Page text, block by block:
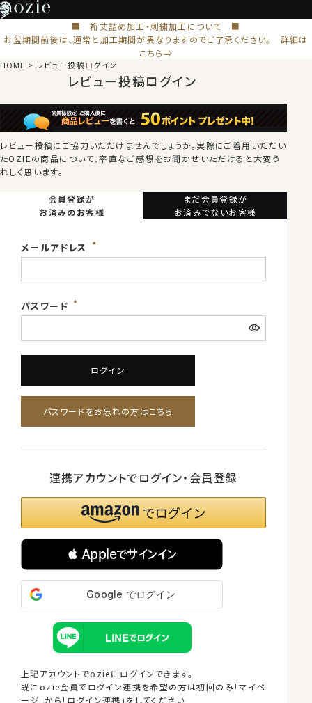
■ 裄丈詰め加工・刺繍加工について ■
お盆期間前後は、通常と加工期間が異なりますのでご了承ください。 詳細は
こちら⇒
HOME レビュー投稿ログイン
レビュー投稿ログイン
レビュー投稿にご協力いただけませんでしょうか。 実際にご着用いただい
たOZIEの商品について、率直なご感想をお聞かせいただけると大変う
れしく思います。
会員登録が
お済みのお客様
まだ会員登録が
お済みでないお客様
メールアドレス
パスワード
ログイン
パスワードをお忘れの方はこちら
連携アカウントでログイン・会員登録
 Appleでサインイン
上記アカウントでozieにログインできます。
既にozie会員でログイン連携を希望の方は初回のみ「マイペ
ージ」から「ログイン連携」をしてください。